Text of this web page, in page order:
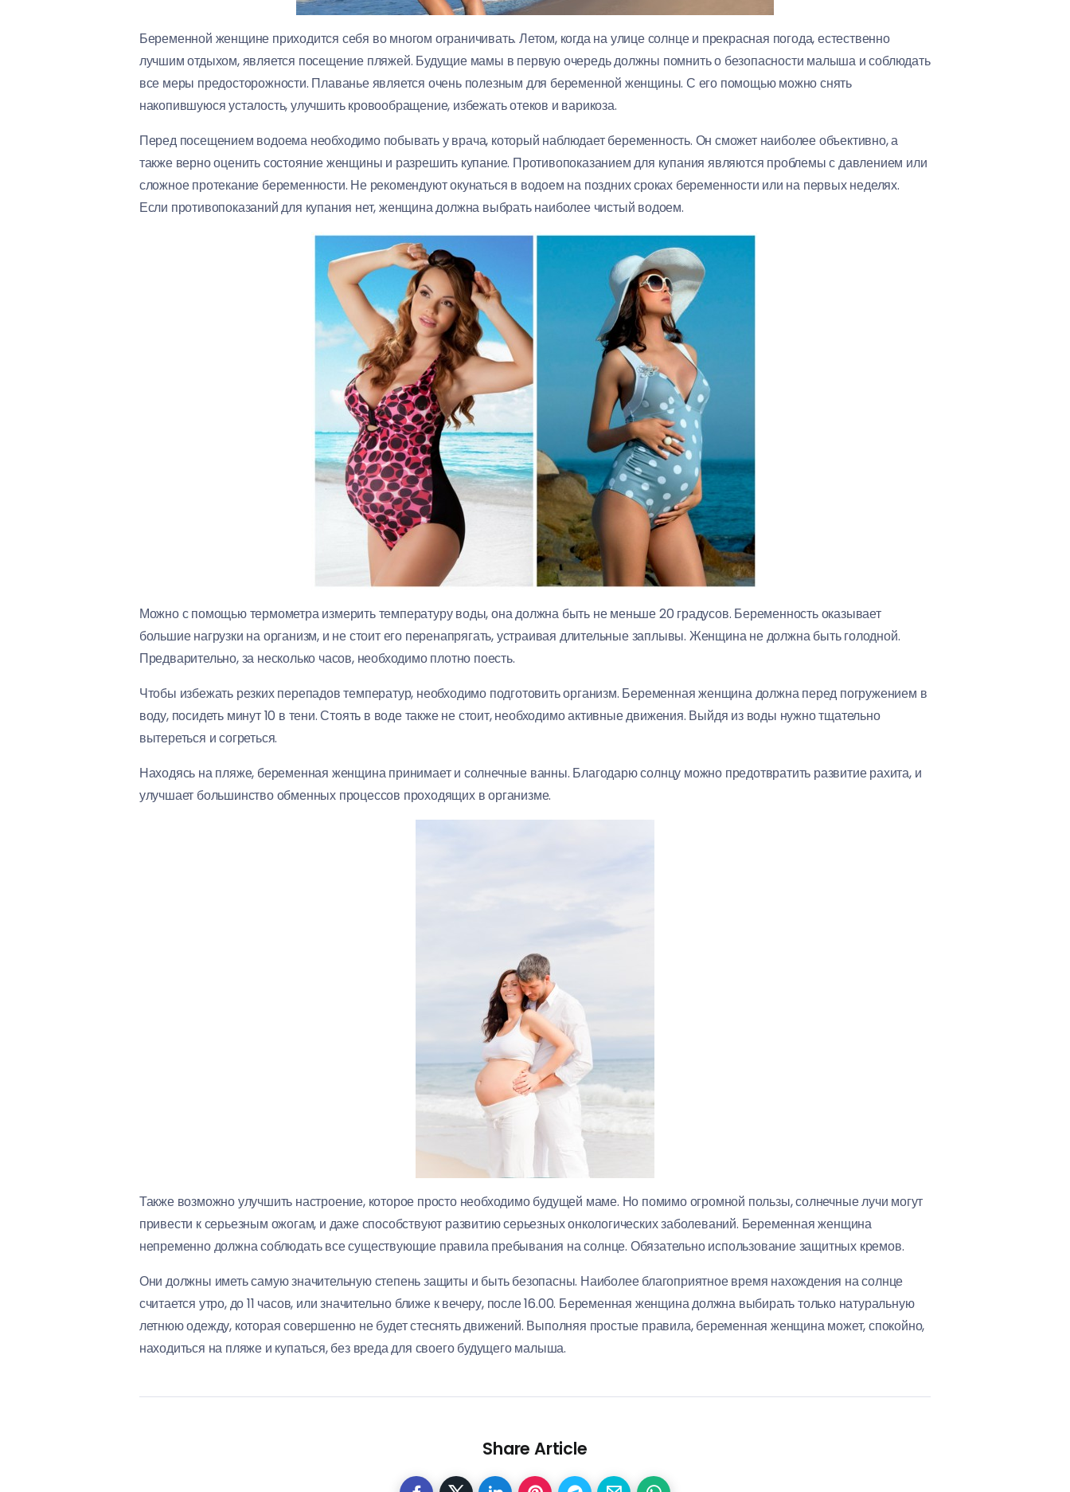
Беременной женщине приходится себя во многом ограничивать. Летом, когда на улице солнце и прекрасная погода, естественно
лучшим отдыхом, является посещение пляжей. Будущие мамы в первую очередь должны помнить о безопасности малыша и соблюдать
все меры предосторожности. Плаванье является очень полезным для беременной женщины. С его помощью можно снять
накопившуюся усталость, улучшить кровообращение, избежать отеков и варикоза.
Перед посещением водоема необходимо побывать у врача, который наблюдает беременность. Он сможет наиболее объективно, а
также верно оценить состояние женщины и разрешить купание. Противопоказанием для купания являются проблемы с давлением или
сложное протекание беременности. Не рекомендуют окунаться в водоем на поздних сроках беременности или на первых неделях.
Если противопоказаний для купания нет, женщина должна выбрать наиболее чистый водоем.
Можно с помощью термометра измерить температуру воды, она должна быть не меньше 20 градусов. Беременность оказывает
большие нагрузки на организм, и не стоит его перенапрягать, устраивая длительные заплывы. Женщина не должна быть голодной.
Предварительно, за несколько часов, необходимо плотно поесть.
Чтобы избежать резких перепадов температур, необходимо подготовить организм. Беременная женщина должна перед погружением в
воду, посидеть минут 10 в тени. Стоять в воде также не стоит, необходимо активные движения. Выйдя из воды нужно тщательно
вытереться и согреться.
Находясь на пляже, беременная женщина принимает и солнечные ванны. Благодарю солнцу можно предотвратить развитие рахита, и
улучшает большинство обменных процессов проходящих в организме.
Также возможно улучшить настроение, которое просто необходимо будущей маме. Но помимо огромной пользы, солнечные лучи могут
привести к серьезным ожогам, и даже способствуют развитию серьезных онкологических заболеваний. Беременная женщина
непременно должна соблюдать все существующие правила пребывания на солнце. Обязательно использование защитных кремов.
Они должны иметь самую значительную степень защиты и быть безопасны. Наиболее благоприятное время нахождения на солнце
считается утро, до 11 часов, или значительно ближе к вечеру, после 16.00. Беременная женщина должна выбирать только натуральную
летнюю одежду, которая совершенно не будет стеснять движений. Выполняя простые правила, беременная женщина может, спокойно,
находиться на пляже и купаться, без вреда для своего будущего малыша.
Share Article